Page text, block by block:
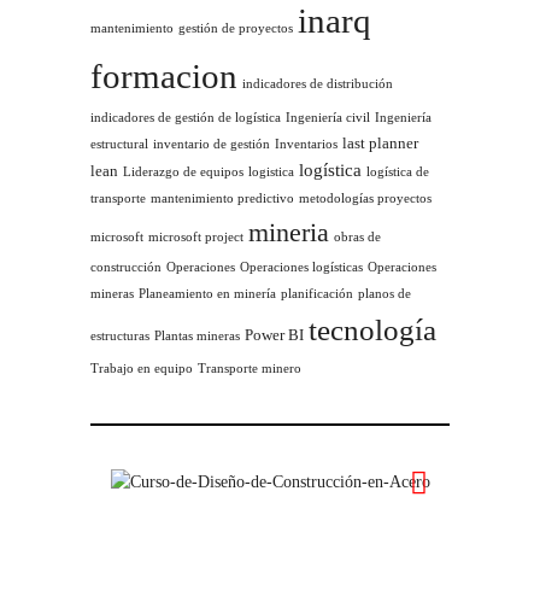
mantenimiento gestión de proyectos inarq
formacion indicadores de distribución
indicadores de gestión de logística Ingeniería civil Ingeniería
estructural inventario de gestión Inventarios last planner
lean Liderazgo de equipos logistica logística logística de
transporte mantenimiento predictivo metodologías proyectos
microsoft microsoft project mineria obras de
construcción Operaciones Operaciones logísticas Operaciones
mineras Planeamiento en minería planificación planos de
estructuras Plantas mineras Power BI tecnología
Trabajo en equipo Transporte minero